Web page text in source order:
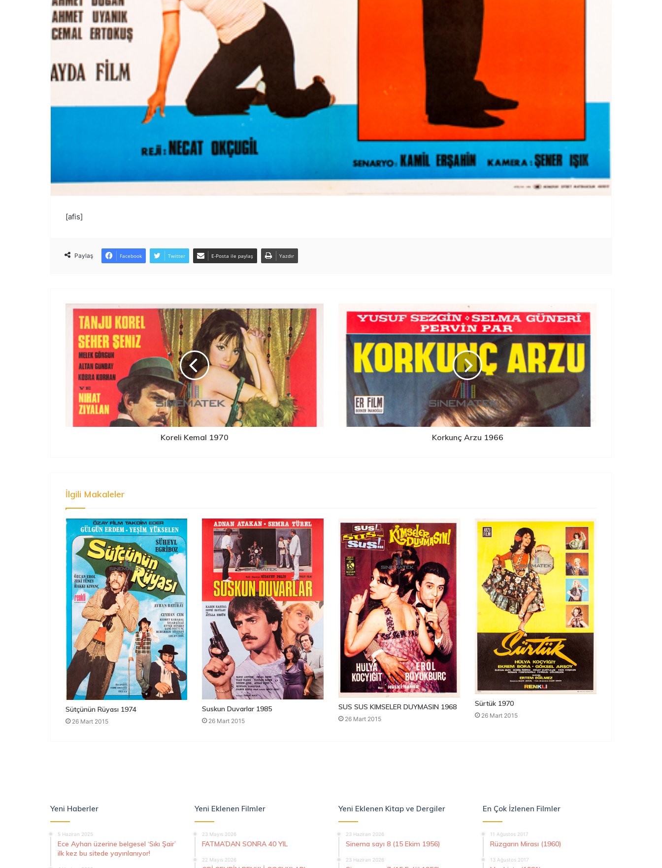
[afis]
Paylaş Facebook Twitter E-Posta ile paylaş Yazdır
Koreli Kemal 1970 Korkunç Arzu 1966
İlgili Makaleler
Sütçünün Rüyası 1974
26 Mart 2015
Suskun Duvarlar 1985
26 Mart 2015
SUS SUS KIMSELER DUYMASIN 1968
26 Mart 2015
Sürtük 1970
26 Mart 2015
Yeni Haberler
5 Haziran 2025
Ece Ayhan üzerine belgesel ‘Sıkı Şair’
ilk kez bu sitede yayınlanıyor!
Yeni Eklenen Filmler
23 Mayıs 2026
FATMA’DAN SONRA 40 YIL
22 Mayıs 2026
Yeni Eklenen Kitap ve Dergiler
23 Haziran 2026
Sinema sayı 8 (15 Ekim 1956)
23 Haziran 2026
En Çok İzlenen Filmler
11 Ağustos 2017
Rüzgarın Mirası (1960)
13 Ağustos 2017